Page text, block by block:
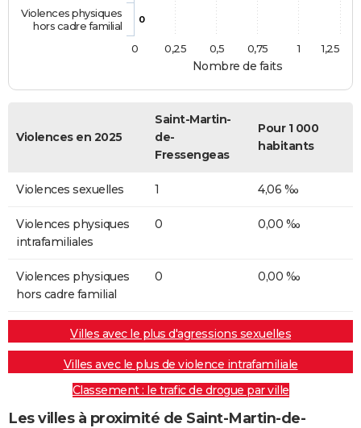
Nombre de faits
0
Violences physiques
hors cadre familial
0
1
0,25 0,5 0,75 1,25
Violences en 2025
Saint-Martin-
de-
Fressengeas
Pour 1 000
habitants
Violences sexuelles 1 4,06 ‰
Violences physiques
intrafamiliales
0 0,00 ‰
Violences physiques
hors cadre familial
0 0,00 ‰
Villes avec le plus d'agressions sexuelles
Villes avec le plus de violence intrafamiliale
Classement : le trafic de drogue par ville
Les villes à proximité de Saint-Martin-de-